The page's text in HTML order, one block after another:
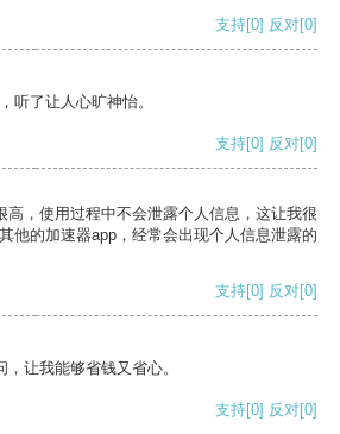
支持[0] 反对[0]
听了让人心旷神怡。
支持[0] 反对[0]
高，使用过程中不会泄露个人信息，这让我很
他的加速器app，经常会出现个人信息泄露的
支持[0] 反对[0]
让我能够省钱又省心。
支持[0] 反对[0]